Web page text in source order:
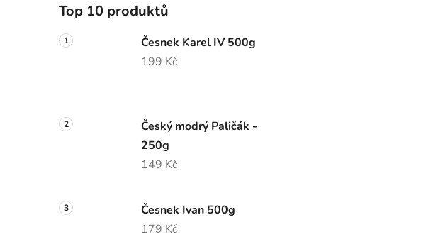
o
s
t
n
n
e
Top 10 produktů
Česnek Karel IV 500g
199 Kč
Český modrý Paličák -
250g
149 Kč
Česnek Ivan 500g
179 Kč